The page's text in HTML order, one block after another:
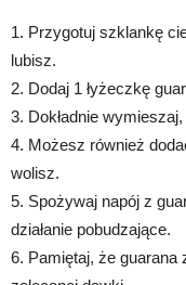
1. Przygotuj szklankę
lubisz.
2. Dodaj 1 łyżeczkę
3. Dokładnie
4. Możesz również
wolisz.
5. Spożywaj napój z
działanie pobudzające.
6. Pamiętaj, że guarana